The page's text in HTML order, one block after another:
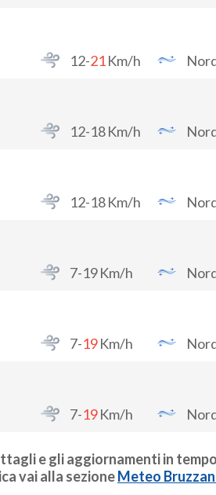
12-21Km/h
12-18Km/h
12-18Km/h
7-19Km/h
7-19Km/h
7-19Km/h
e gli aggiornamenti in
vai alla sezioneMeteo